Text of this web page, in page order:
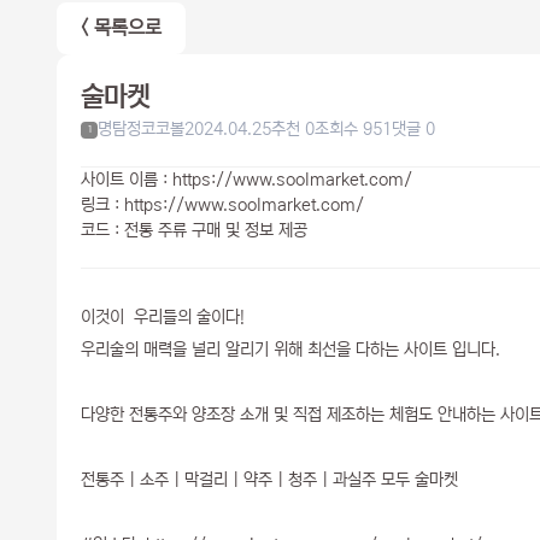
< 목록으로
술마켓
1 명탐정코코볼2024.04.25추천 0조회수 951 댓글 0
사이트 이름 : https://www.soolmarket.com/
링크 : https://www.soolmarket.com/
코드 : 전통 주류 구매 및 정보 제공
이것이 우리들의 술이다!
우리술의 매력을 널리 알리기 위해 최선을 다하는 사이트 입니다.
다양한 전통주와 양조장 소개 및 직접 제조하는 체험도 안내하는 사이
전통주 | 소주 | 막걸리 | 약주 | 청주 | 과실주 모두 술마켓